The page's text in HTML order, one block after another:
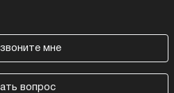
мне
вопрос